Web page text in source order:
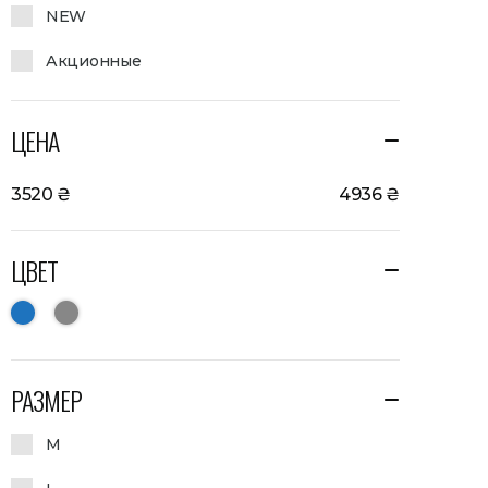
NEW
Акционные
ЦЕНА
3520 ₴ 4936₴
ЦВЕТ
РАЗМЕР
M